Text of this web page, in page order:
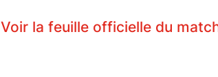
Voir la feuille officielle du